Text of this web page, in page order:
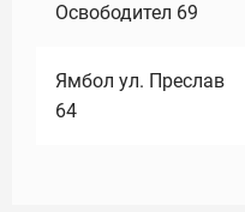
Освободител 69
Ямбол ул. Преслав
64